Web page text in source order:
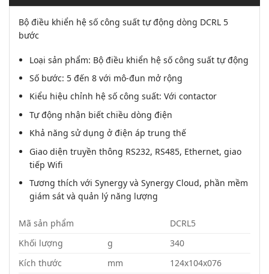
Bộ điều khiển hệ số công suất tự động dòng DCRL 5
bước
Loại sản phẩm: Bộ điều khiển hệ số công suất tự động
Số bước: 5 đến 8 với mô-đun mở rộng
Kiểu hiệu chỉnh hệ số công suất: Với contactor
Tự động nhận biết chiều dòng điện
Khả năng sử dụng ở điện áp trung thế
Giao diện truyền thông RS232, RS485, Ethernet, giao
tiếp Wifi
Tương thích với Synergy và Synergy Cloud, phần mềm
giám sát và quản lý năng lượng
Mã sản phẩm
DCRL5
Khối lượng
g
340
Kích thước
mm
124x104x076